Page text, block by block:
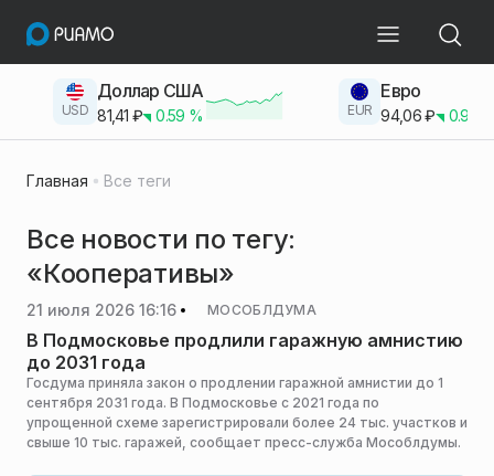
USD
Доллар США
81,41 ₽ 0.59 % EUR
Евро
94,06₽ 0.93
Главная Все теги
Все новости по тегу:
«Кооперативы»
21 июля 2026 16:16 МОСОБЛДУМА
В Подмосковье продлили гаражную амнистию
до 2031 года
Госдума приняла закон о продлении гаражной амнистии до 1
сентября 2031 года. В Подмосковье с 2021 года по
упрощенной схеме зарегистрировали более 24 тыс. участков и
свыше 10 тыс. гаражей, сообщает пресс-служба Мособлдумы.